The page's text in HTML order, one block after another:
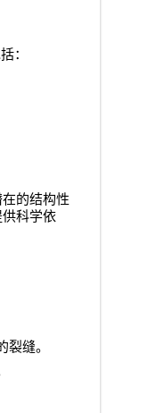
：
的结构性
科学依
缝。